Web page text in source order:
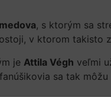
, s ktorým sa
v ktorom takisto
je Attila Végh veľmi
sa tak